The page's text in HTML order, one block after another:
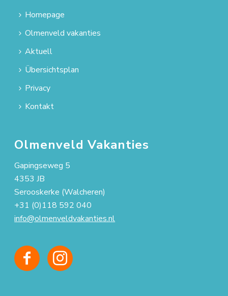
Homepage
Olmenveld vakanties
Aktuell
Übersichtsplan
Privacy
Kontakt
Olmenveld Vakanties
Gapingseweg 5
4353 JB
Serooskerke (Walcheren)
+31 (0)118 592 040
info@olmenveldvakanties.nl